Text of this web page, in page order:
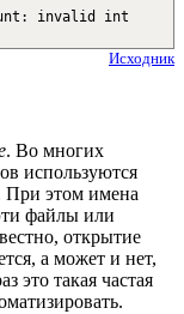
invalid int
Исходник
. Во многих
используются
При этом имена
файлы или
открытие
а может и нет,
это такая частая